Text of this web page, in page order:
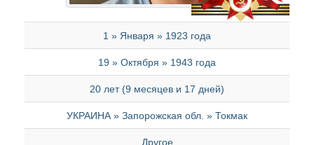
1 » Января » 1923 года
19 » Октября » 1943 года
20 лет (9 месяцев и 17 дней)
УКРАИНА » Запорожская обл. » Токмак
Другое